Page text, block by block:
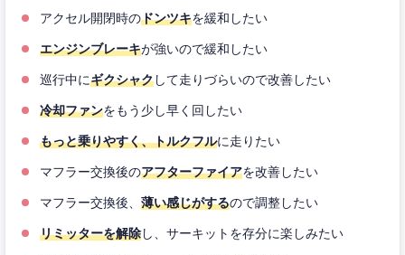
アクセル開閉時のドンツキを緩和したい
エンジンブレーキが強いので緩和したい
巡行中にギクシャクして走りづらいので改善したい
冷却ファンをもう少し早く回したい
もっと乗りやすく、トルクフルに走りたい
マフラー交換後のアフターファイアを改善したい
マフラー交換後、 薄い感じがするので調整したい
リミッターを解除し、サーキットを存分に楽しみたい